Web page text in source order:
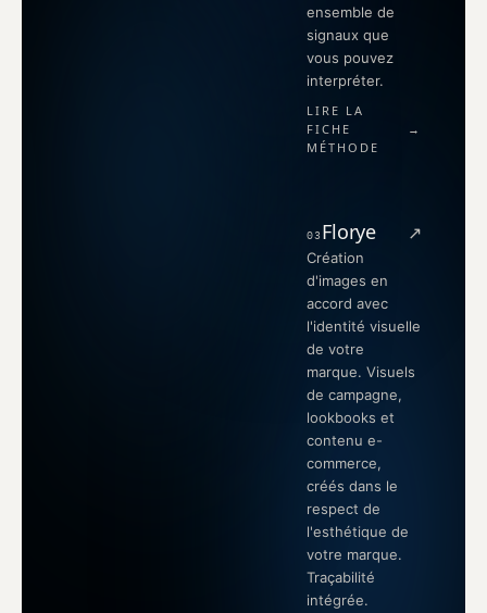
ensemble de
signaux que
vous pouvez
interpréter.
LIRE LA
FICHE
MÉTHODE
→
03 Florye ↗
Création
d'images en
accord avec
l'identité visuelle
de votre
marque. Visuels
de campagne,
lookbooks et
contenu e-
commerce,
créés dans le
respect de
l'esthétique de
votre marque.
Traçabilité
intégrée.